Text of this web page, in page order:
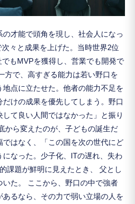
才能で頭角を現し、社会人になっ
々と成果を上げた。当時世界2位
もMVPを獲得し、営業でも開発で
方で、高すぎる能力は若い野口を
点に立たせた。他者の能力不足を
けの成果を優先してしまう。野口
て良い人間ではなかった」と振り
から変えたのが、子どもの誕生だ
ではなく、「この国を次の世代にど
になった。少子化、ITの遅れ、失わ
課題が鮮明に見えたとき、 父とし
た。 ここから、野口の中で強者
るなら、その力で弱い立場の人を